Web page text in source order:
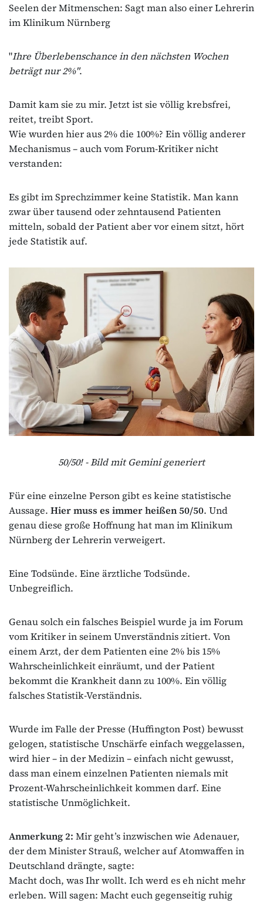
Seelen der Mitmenschen: Sagt man also einer Lehrerin
im Klinikum Nürnberg
"Ihre Überlebenschance in den nächsten Wochen
beträgt nur 2%".
Damit kam sie zu mir. Jetzt ist sie völlig krebsfrei,
reitet, treibt Sport.
Wie wurden hier aus 2% die 100%? Ein völlig anderer
Mechanismus – auch vom Forum-Kritiker nicht
verstanden:
Es gibt im Sprechzimmer keine Statistik. Man kann
zwar über tausend oder zehntausend Patienten
mitteln, sobald der Patient aber vor einem sitzt, hört
jede Statistik auf.
50/50! - Bild mit Gemini generiert
Für eine einzelne Person gibt es keine statistische
Aussage. Hier muss es immer heißen 50/50. Und
genau diese große Hoffnung hat man im Klinikum
Nürnberg der Lehrerin verweigert.
Eine Todsünde. Eine ärztliche Todsünde.
Unbegreiflich.
Genau solch ein falsches Beispiel wurde ja im Forum
vom Kritiker in seinem Unverständnis zitiert. Von
einem Arzt, der dem Patienten eine 2% bis 15%
Wahrscheinlichkeit einräumt, und der Patient
bekommt die Krankheit dann zu 100%. Ein völlig
falsches Statistik-Verständnis.
Wurde im Falle der Presse (Huffington Post) bewusst
gelogen, statistische Unschärfe einfach weggelassen,
wird hier – in der Medizin – einfach nicht gewusst,
dass man einem einzelnen Patienten niemals mit
Prozent-Wahrscheinlichkeit kommen darf. Eine
statistische Unmöglichkeit.
Anmerkung 2: Mir geht’s inzwischen wie Adenauer,
der dem Minister Strauß, welcher auf Atomwaffen in
Deutschland drängte, sagte:
Macht doch, was Ihr wollt. Ich werd es eh nicht mehr
erleben. Will sagen: Macht euch gegenseitig ruhig